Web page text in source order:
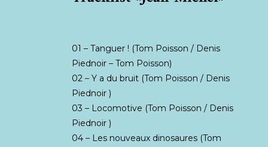
01 – Tanguer ! (Tom Poisson / Denis
Piednoir – Tom Poisson)
02 – Y a du bruit (Tom Poisson / Denis
Piednoir )
03 – Locomotive (Tom Poisson / Denis
Piednoir )
04 – Les nouveaux dinosaures (Tom